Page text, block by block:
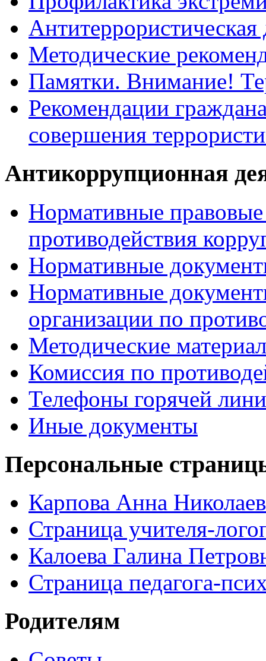
Антитеррористическая
Методические
Памятки. Внимание!
Рекомендации
совершения
Антикоррупционная
Нормативные
противодействия
Нормативные
Нормативные
организации по
Методические
Комиссия по
Телефоны горячей
Иные документы
Персональные
Карпова Анна
Страница учителя-
Калоева Галина
Страница педагога-
Родителям